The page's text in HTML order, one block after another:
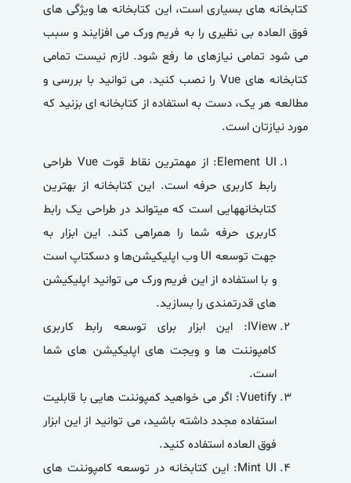
کتابخانه های بسیاری است، این کتابخانه ها ویژگی های
فوق العاده بی نظیری را به فریم ورک می افزایند و سبب
می شود تمامی نیازهای ما رفع شود. لازم نیست تمامی
کتابخانه های Vue را نصب کنید. می توانید با بررسی و
مطالعه هر یک، دست به استفاده از کتابخانه ای بزنید که
مورد نیازتان است.
Element UI: از مهمترین نقاط قوتVue طراحی
رابط کاربری حرفه است. این کتابخانه از بهترین
کتابخانه­هایی است که می­تواند در طراحی یک رابط
کاربری حرفه شما را همراهی کند. این ابزار به
جهت توسعه UI وب اپلیکیشن­‌ها و دسکتاپ است
و با استفاده از این فریم ورک می توانید اپلیکیشن
های قدرتمندی را بسازید.
IView:
این ابزار برای توسعه رابط کاربری
کامپوننت ها و ویجت های اپلیکیشن های شما
است.
Vuetify: اگر می خواهید کمپوننت هایی با قابلیت
استفاده مجدد داشته باشید، می توانید از این ابزار
فوق العاده استفاده کنید.
Mint UI: این کتابخانه در توسعه کامپوننت‌ های